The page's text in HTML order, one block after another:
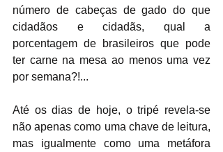
número de cabeças de gado do que
cidadãos e cidadãs, qual a
porcentagem de brasileiros que pode
ter carne na mesa ao menos uma vez
por semana?!...
Até os dias de hoje, o tripé revela-se
não apenas como uma chave de leitura,
mas igualmente como uma metáfora